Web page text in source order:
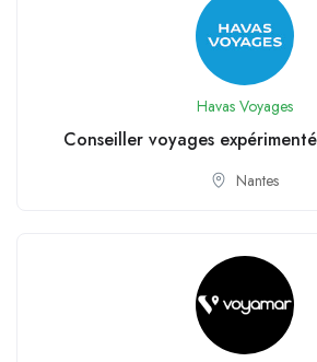
Havas Voyages
Conseiller voyages
Nantes